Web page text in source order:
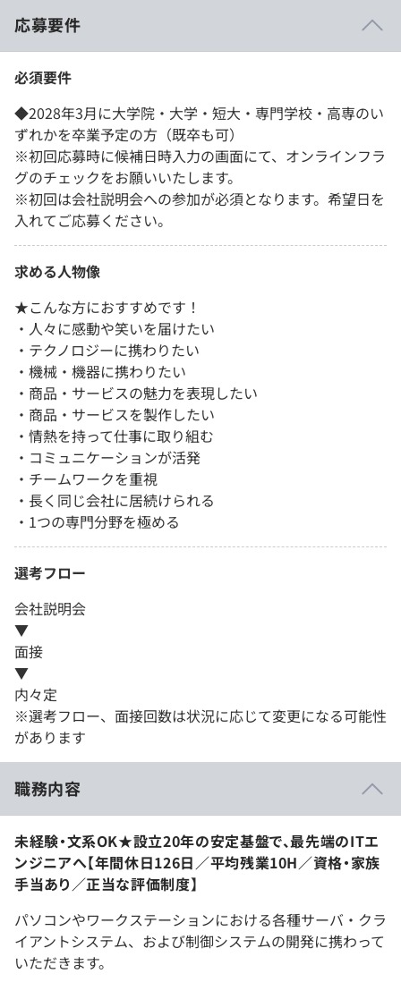
応募要件
必須要件
◆2028年3月に大学院・大学・短大・専門学校・高専のい
ずれかを卒業予定の方（既卒も可）
※初回応募時に候補日時入力の画面にて、オンラインフラ
グのチェックをお願いいたします。
※初回は会社説明会への参加が必須となります。希望日を
入れてご応募ください。
求める人物像
★こんな方におすすめです！
・人々に感動や笑いを届けたい
・テクノロジーに携わりたい
・機械・機器に携わりたい
・商品・サービスの魅力を表現したい
・商品・サービスを製作したい
・情熱を持って仕事に取り組む
・コミュニケーションが活発
・チームワークを重視
・長く同じ会社に居続けられる
・1つの専門分野を極める
選考フロー
会社説明会
▼
面接
▼
内々定
※選考フロー、面接回数は状況に応じて変更になる可能性
があります
職務内容
未経験・文系OK★設立20年の安定基盤で、最先端のITエ
ンジニアへ【年間休日126日／平均残業10H／資格・家族
手当あり／正当な評価制度】
パソコンやワークステーションにおける各種サーバ・クラ
イアントシステム、および制御システムの開発に携わって
いただきます。